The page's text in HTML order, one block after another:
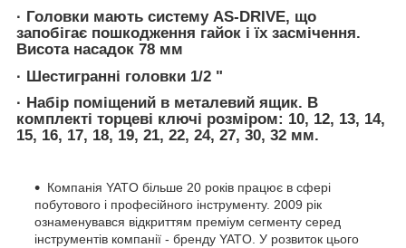
· Головки мають систему AS-DRIVE, що
запобігає пошкодження гайок і їх засмічення.
Висота насадок 78 мм
· Шестигранні головки 1/2 "
· Набір поміщений в металевий ящик. В
комплекті торцеві ключі розміром: 10, 12, 13, 14,
15, 16, 17, 18, 19, 21, 22, 24, 27, 30, 32 мм.
Компанія YATO більше 20 років працює в сфері
побутового і професійного інструменту. 2009 рік
ознаменувався відкриттям преміум сегменту серед
інструментів компанії - бренду YATO. У розвиток цього